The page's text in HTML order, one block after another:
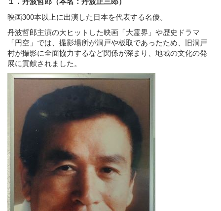
映画300本以上に出演した日本を代表する名優。
丹波哲郎主演の大ヒットした映画「大霊界」や歴史ドラマ
「円空」では、撮影場所が洞戸や板取であったため、旧洞戸
村が撮影に全面協力するなど関係が深まり、地域の文化の発
展に貢献されました。